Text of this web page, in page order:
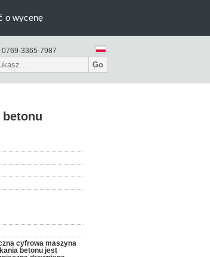
o wycenę
0769-3365-7987
Go
cyfrowa maszyna
betonu jest